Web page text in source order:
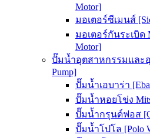
Motor]
มอเตอร์ซีเมนส์
มอเตอร์กันระเบิด
Motor]
ปั๊มน้ำอุตสาหกรรมและอุ
Pump]
ปั๊มน้ำเอบาร่า
ปั๊มน้ำหอยโข่ง
ปั๊มน้ำกรุนด์ฟอส
ปั๊มน้ำโปโล [Polo